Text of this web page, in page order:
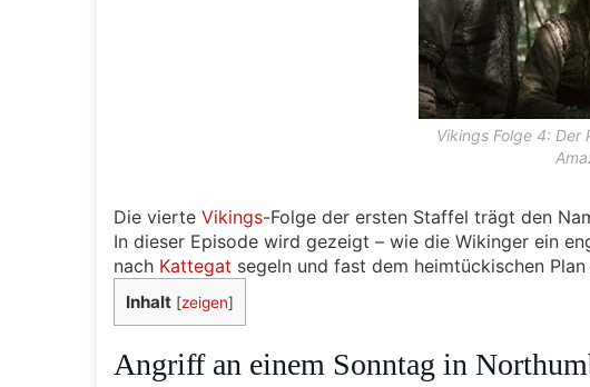
Vikings Folge 4: Der
Die vierte Vikings-Folge der ersten Staffel trägt den
In dieser Episode wird gezeigt – wie die Wikinger ein
nach Kattegat segeln und fast dem heimtückischen
Inhalt [zeigen]
Angriff an einem Sonntag in